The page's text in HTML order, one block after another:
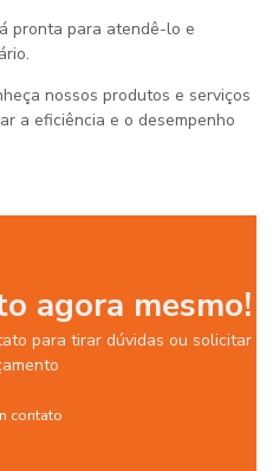
pronta para atendê-lo e
nossos produtos e serviços
a eficiência e o desempenho
agora mesmo!
para tirar dúvidas ou solicitar
contato